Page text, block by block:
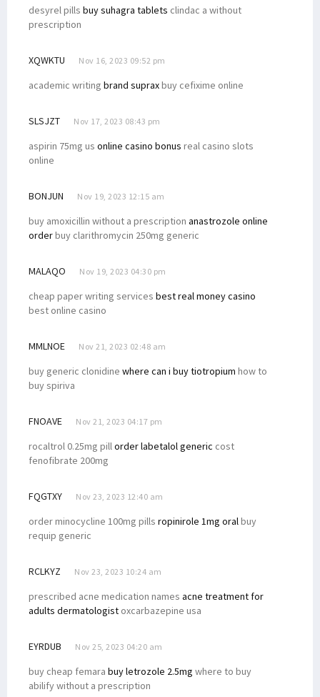
desyrel pills buy suhagra tablets clindac a without
prescription
XQWKTU Nov 16, 2023 09:52 pm
academic writing brand supraxbuy cefixime online
SLSJZT Nov 17, 2023 08:43 pm
aspirin 75mg us online casino bonus real casino slots
online
BONJUN Nov 19, 2023 12:15 am
buy amoxicillin without a prescription anastrozole online
orderbuy clarithromycin 250mg generic
MALAQO Nov 19, 2023 04:30 pm
cheap paper writing services best real money casino
best online casino
MMLNOE Nov 21, 2023 02:48 am
buy generic clonidine where can i buy tiotropium how to
buy spiriva
FNOAVE Nov 21, 2023 04:17 pm
rocaltrol 0.25mg pillorder labetalol generic cost
fenofibrate 200mg
FQGTXY Nov 23, 2023 12:40 am
order minocycline 100mg pills ropinirole 1mg oralbuy
requip generic
RCLKYZ Nov 23, 2023 10:24 am
prescribed acne medication names acne treatment for
adults dermatologist oxcarbazepine usa
EYRDUB Nov 25, 2023 04:20 am
buy cheap femara buy letrozole 2.5mg where to buy
abilify without a prescription